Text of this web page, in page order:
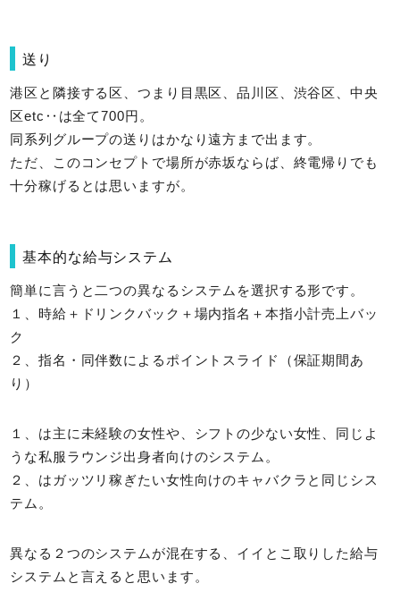
送り
港区と隣接する区、つまり目黒区、品川区、渋谷区、中央
区etc‥は全て700円。
同系列グループの送りはかなり遠方まで出ます。
ただ、このコンセプトで場所が赤坂ならば、終電帰りでも
十分稼げるとは思いますが。
基本的な給与システム
簡単に言うと二つの異なるシステムを選択する形です。
１、時給＋ドリンクバック＋場内指名＋本指小計売上バッ
ク
２、指名・同伴数によるポイントスライド（保証期間あ
り）
１、は主に未経験の女性や、シフトの少ない女性、同じよ
うな私服ラウンジ出身者向けのシステム。
２、はガッツリ稼ぎたい女性向けのキャバクラと同じシス
テム。
異なる２つのシステムが混在する、イイとこ取りした給与
システムと言えると思います。